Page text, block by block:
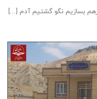
بسازیم نگو گشتیم آدم [...]